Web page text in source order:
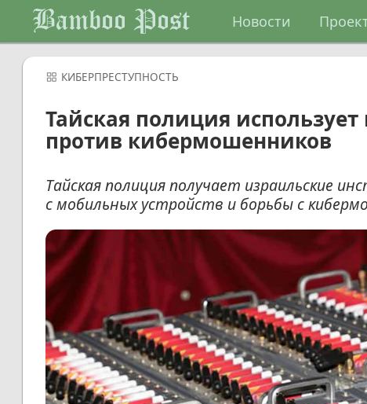
Bamboo Post Новости
КИБЕРПРЕСТУПНОСТЬ
Тайская полиция
против кибермошенников
Тайская полиция получает израильские
с мобильных устройств и борьбы с